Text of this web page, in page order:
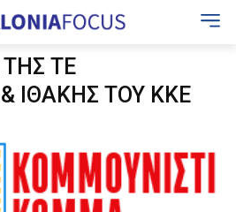
ΤΕ
ΙΘΑΚΗΣ ΤΟΥ ΚΚΕ